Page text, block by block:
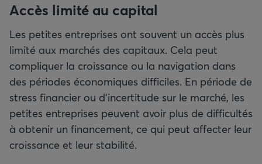
Accès limité au capital
Les petites entreprises ont souvent un accès plus
limité aux marchés des capitaux. Cela peut
compliquer la croissance ou la navigation dans
des périodes économiques difficiles. En période de
stress financier ou d’incertitude sur le marché, les
petites entreprises peuvent avoir plus de difficultés
à obtenir un financement, ce qui peut affecter leur
croissance et leur stabilité.